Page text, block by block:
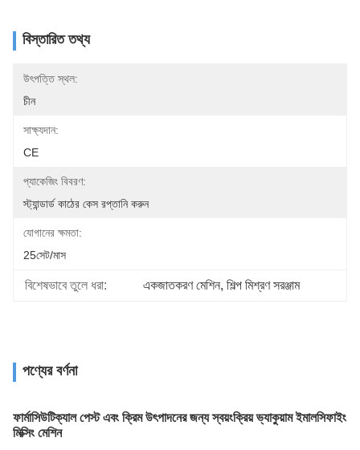
বিস্তারিত তথ্য
উৎপত্তি স্থল:
চীন
সাক্ষ্যদান:
CE
প্যাকেজিং বিবরণ:
স্ট্যান্ডার্ড কাঠের কেস রপ্তানি করুন
যোগানের ক্ষমতা:
25সেট/মাস
বিশেষভাবে তুলে ধরা: একজাতকরণ মেশিন, শিল্প মিশ্রণ সরঞ্জাম
পণ্যের বর্ণনা
ফার্মাসিউটিক্যাল পেস্ট এবং ক্রিম উৎপাদনের জন্য স্বয়ংক্রিয় ভ্যাকুয়াম ইমালসিফাইং
মিক্সিং মেশিন